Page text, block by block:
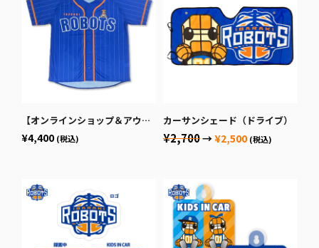
【オンラインショップ＆アウェー会場限定限定商品】ベースボールシャツ（ロボスケ）
¥4,400 (税込)
カーサンシェード（ドライブ）
¥2,700→¥2,500 (税込)